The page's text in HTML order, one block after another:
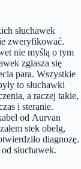
słuchawek
zweryfikować.
nie myślą o tym
zgłasza się
para. Wszystkie
to słuchawki
a raczej takie,
i steranie.
od Aurvan
stek obelg,
diagnozę.
słuchawek.